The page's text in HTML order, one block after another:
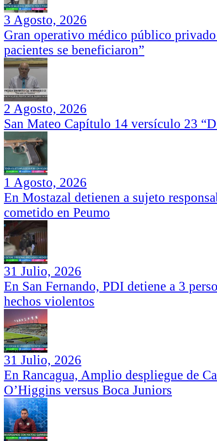
3 Agosto, 2026
Gran operativo médico público
pacientes se beneficiaron”
2 Agosto, 2026
San Mateo Capítulo 14 versículo 23
1 Agosto, 2026
En Mostazal detienen a sujeto
cometido en Peumo
31 Julio, 2026
En San Fernando, PDI detiene a 3
hechos violentos
31 Julio, 2026
En Rancagua, Amplio despliegue de
O’Higgins versus Boca Juniors